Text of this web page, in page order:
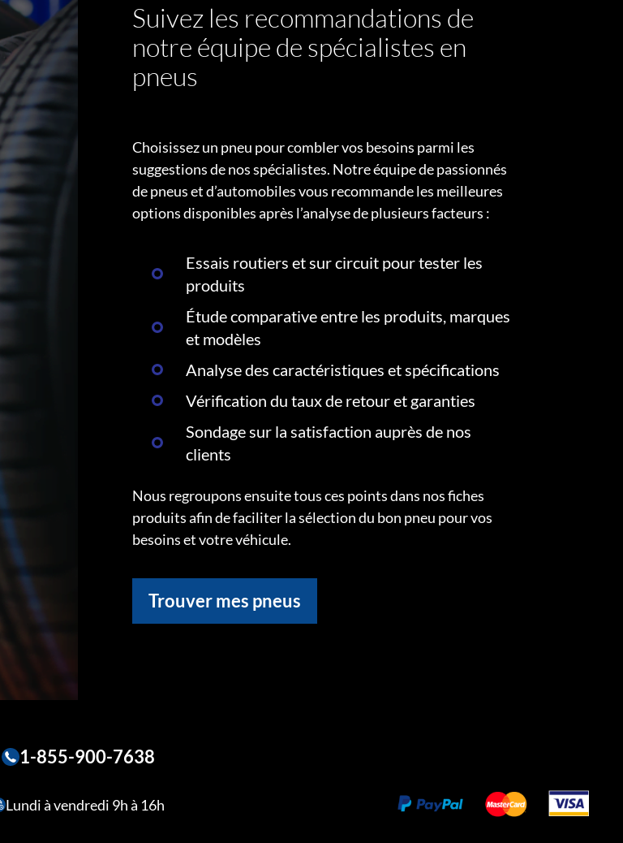
Suivez les recommandations de
notre équipe de spécialistes en
pneus
Choisissez un pneu pour combler vos besoins parmi les
suggestions de nos spécialistes. Notre équipe de passionnés
de pneus et d’automobiles vous recommande les meilleures
options disponibles après l’analyse de plusieurs facteurs :
Essais routiers et sur circuit pour tester les
produits
Étude comparative entre les produits, marques
et modèles
Analyse des caractéristiques et spécifications
Vérification du taux de retour et garanties
Sondage sur la satisfaction auprès de nos
clients
Nous regroupons ensuite tous ces points dans nos fiches
produits afin de faciliter la sélection du bon pneu pour vos
besoins et votre véhicule.
Trouver mes pneus
1-855-900-7638
Lundi à vendredi 9h à 16h